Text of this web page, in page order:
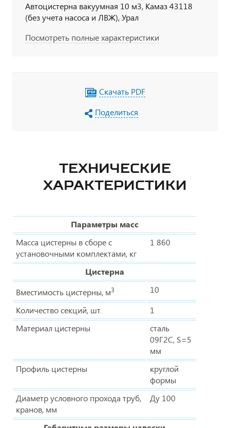
Автоцистерна вакуумная 10 м3, Камаз 43118
(без учета насоса и ЛВЖ), Урал
Посмотреть полные характеристики
Скачать PDF
Поделиться
ТЕХНИЧЕСКИЕ
ХАРАКТЕРИСТИКИ
Параметры масс
Масса цистерны в сборе с
установочными комплектами, кг
1 860
Цистерна
Вместимость цистерны, м3
10
Количество секций, шт.
1
Материал цистерны
сталь
09Г2С, S=5
мм
Профиль цистерны
круглой
формы
Диаметр условного прохода труб,
кранов, мм
Ду 100